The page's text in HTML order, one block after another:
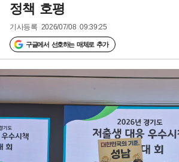
정책 호평
기사등록 2026/07/08 09:39:25
구글에서 선호하는 매체로 추가